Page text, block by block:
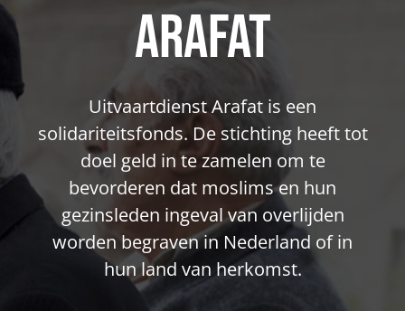
Arafat
Uitvaartdienst Arafat is een
solidariteitsfonds. De stichting heeft tot
doel geld in te zamelen om te
bevorderen dat moslims en hun
gezinsleden ingeval van overlijden
worden begraven in Nederland of in
hun land van herkomst.